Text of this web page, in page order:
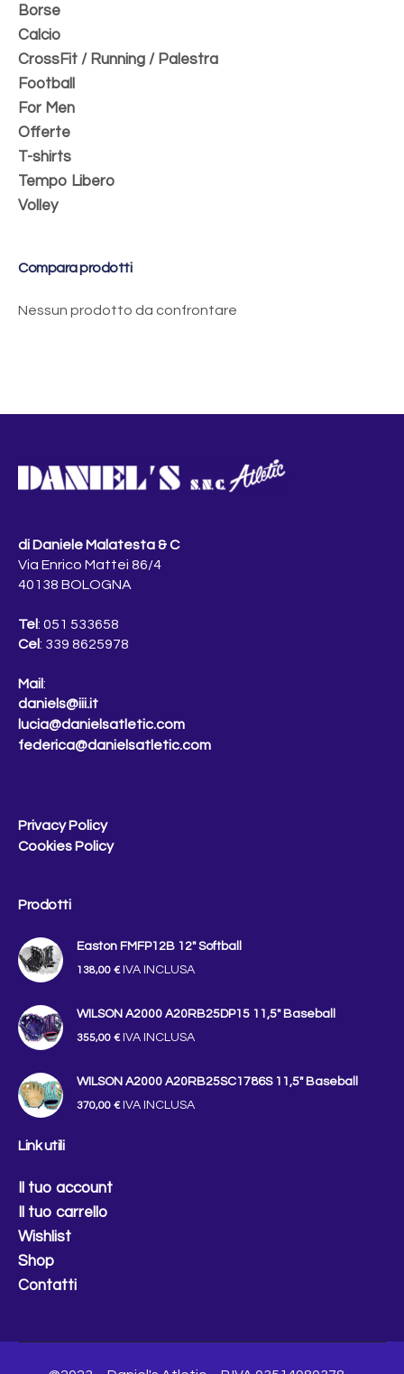
Borse
Calcio
CrossFit / Running / Palestra
Football
For Men
Offerte
T-shirts
Tempo Libero
Volley
Compara prodotti
Nessun prodotto da confrontare
di Daniele Malatesta & C
Via Enrico Mattei 86/4
40138 BOLOGNA
Tel: 051 533658
Cel: 339 8625978
Mail:
daniels@iii.it
lucia@danielsatletic.com
federica@danielsatletic.com
Privacy Policy
Cookies Policy
Prodotti
Easton FMFP12B 12″ Softball
138,00 € IVA INCLUSA
WILSON A2000 A20RB25DP15 11,5" Baseball
355,00 € IVA INCLUSA
WILSON A2000 A20RB25SC1786S 11,5" Baseball
370,00 € IVA INCLUSA
Link utili
Il tuo account
Il tuo carrello
Wishlist
Shop
Contatti